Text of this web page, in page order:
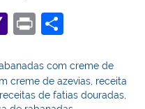
Y
h
o
Pr
t
ar
e
com creme de
creme de azevias receita
receitas de fatias douradas